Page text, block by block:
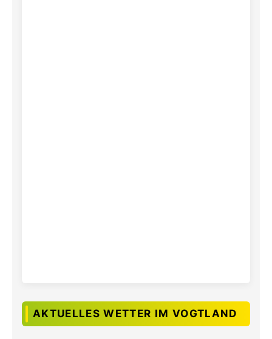
AKTUELLES WETTER IM VOGTLAND